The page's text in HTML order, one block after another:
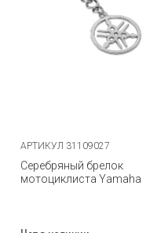
АРТИКУЛ 31109027
Серебряный брелок
мотоциклиста Yamaha